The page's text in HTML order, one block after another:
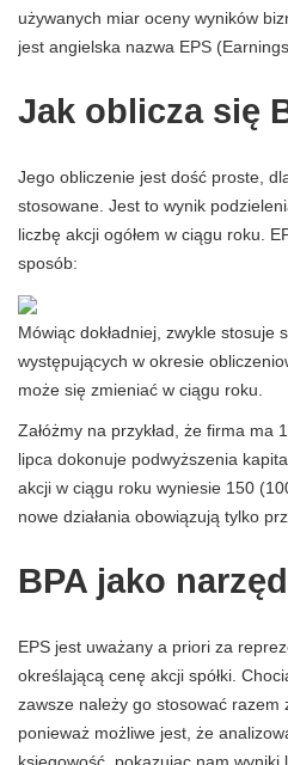
używanych miar oceny wyników
jest angielska nazwa EPS
Jak oblicza się
Jego obliczenie jest dość proste,
stosowane. Jest to wynik
liczbę akcji ogółem w ciągu roku.
sposób:
Mówiąc dokładniej, zwykle stosuje
występujących w okresie
może się zmieniać w ciągu roku.
Załóżmy na przykład, że firma ma
lipca dokonuje podwyższenia
akcji w ciągu roku wyniesie 150
nowe działania obowiązują tylko
BPA jako
EPS jest uważany a priori za
określającą cenę akcji spółki.
zawsze należy go stosować razem
ponieważ możliwe jest, że
księgowość, pokazując nam wyniki